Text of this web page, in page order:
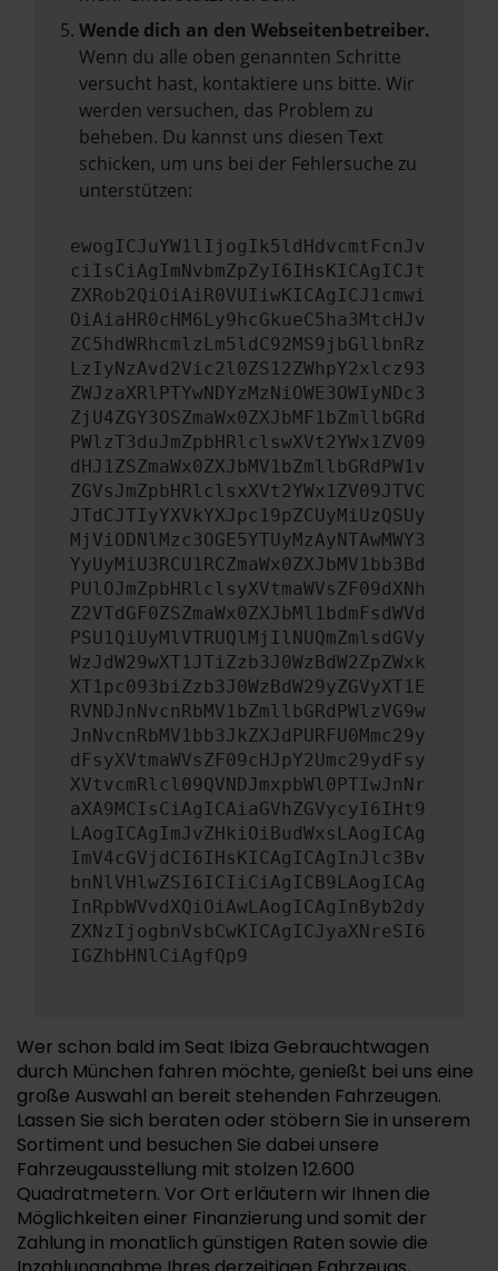
Wende dich an den Webseitenbetreiber.
Wenn du alle oben genannten Schritte
versucht hast, kontaktiere uns bitte. Wir
werden versuchen, das Problem zu
beheben. Du kannst uns diesen Text
schicken, um uns bei der Fehlersuche zu
unterstützen:
ewogICJuYW1lIjogIk5ldHdvcmtFcnJv
ciIsCiAgImNvbmZpZyI6IHsKICAgICJt
ZXRob2QiOiAiR0VUIiwKICAgICJ1cmwi
OiAiaHR0cHM6Ly9hcGkueC5ha3MtcHJv
ZC5hdWRhcmlzLm5ldC92MS9jbGllbnRz
LzIyNzAvd2Vic2l0ZS12ZWhpY2xlcz93
ZWJzaXRlPTYwNDYzMzNiOWE3OWIyNDc3
ZjU4ZGY3OSZmaWx0ZXJbMF1bZmllbGRd
PWlzT3duJmZpbHRlclswXVt2YWx1ZV09
dHJ1ZSZmaWx0ZXJbMV1bZmllbGRdPW1v
ZGVsJmZpbHRlclsxXVt2YWx1ZV09JTVC
JTdCJTIyYXVkYXJpc19pZCUyMiUzQSUy
MjViODNlMzc3OGE5YTUyMzAyNTAwMWY3
YyUyMiU3RCU1RCZmaWx0ZXJbMV1bb3Bd
PUlOJmZpbHRlclsyXVtmaWVsZF09dXNh
Z2VTdGF0ZSZmaWx0ZXJbMl1bdmFsdWVd
PSU1QiUyMlVTRUQlMjIlNUQmZmlsdGVy
WzJdW29wXT1JTiZzb3J0WzBdW2ZpZWxk
XT1pc093biZzb3J0WzBdW29yZGVyXT1E
RVNDJnNvcnRbMV1bZmllbGRdPWlzVG9w
JnNvcnRbMV1bb3JkZXJdPURFU0Mmc29y
dFsyXVtmaWVsZF09cHJpY2Umc29ydFsy
XVtvcmRlcl09QVNDJmxpbWl0PTIwJnNr
aXA9MCIsCiAgICAiaGVhZGVycyI6IHt9
LAogICAgImJvZHkiOiBudWxsLAogICAg
ImV4cGVjdCI6IHsKICAgICAgInJlc3Bv
bnNlVHlwZSI6ICIiCiAgICB9LAogICAg
InRpbWVvdXQiOiAwLAogICAgInByb2dy
ZXNzIjogbnVsbCwKICAgICJyaXNreSI6
IGZhbHNlCiAgfQp9
Wer schon bald im Seat Ibiza Gebrauchtwagen
durch München fahren möchte, genießt bei uns eine
große Auswahl an bereit stehenden Fahrzeugen.
Lassen Sie sich beraten oder stöbern Sie in unserem
Sortiment und besuchen Sie dabei unsere
Fahrzeugausstellung mit stolzen 12.600
Quadratmetern. Vor Ort erläutern wir Ihnen die
Möglichkeiten einer Finanzierung und somit der
Zahlung in monatlich günstigen Raten sowie die